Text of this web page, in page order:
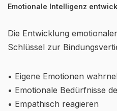
Emotionale Intelligenz
Die Entwicklung
Schlüssel zur
• Eigene Emotionen
• Emotionale Bedürfnisse
• Empathisch reagieren